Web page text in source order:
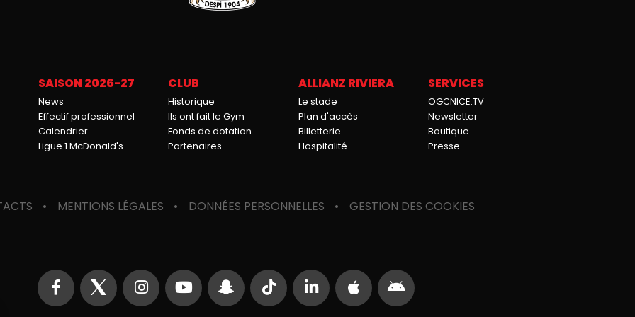
SAISON 2026-27
News
Effectif professionnel
Calendrier
Ligue 1 McDonald's
CLUB
Historique
Ils ont fait le Gym
Fonds de dotation
Partenaires
ALLIANZ RIVIERA
Le stade
Plan d'accès
Billetterie
Hospitalité
SERVICES
OGCNICE.TV
Newsletter
Boutique
Presse
MENTIONS LÉGALES DONNÉES PERSONNELLES GESTION DES COOKIES